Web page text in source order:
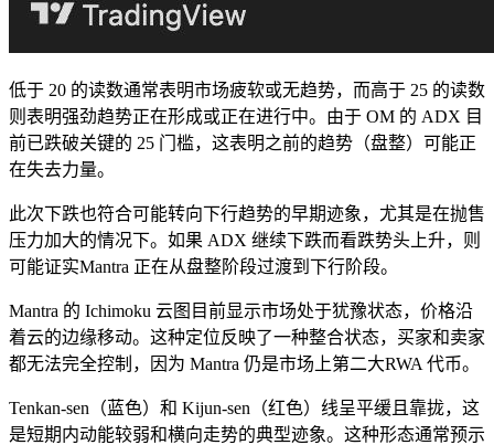
低于 20 的读数通常表明市场疲软或无趋势，而高于 25 的读数
则表明强劲趋势正在形成或正在进行中。由于 OM 的 ADX 目
前已跌破关键的 25 门槛，这表明之前的趋势（盘整）可能正
在失去力量。
此次下跌也符合可能转向下行趋势的早期迹象，尤其是在抛售
压力加大的情况下。如果 ADX 继续下跌而看跌势头上升，则
可能证实Mantra 正在从盘整阶段过渡到下行阶段。
Mantra 的 Ichimoku 云图目前显示市场处于犹豫状态，价格沿
着云的边缘移动。这种定位反映了一种整合状态，买家和卖家
都无法完全控制，因为 Mantra 仍是市场上第二大RWA 代币。
Tenkan-sen（蓝色）和 Kijun-sen（红色）线呈平缓且靠拢，这
是短期内动能较弱和横向走势的典型迹象。这种形态通常预示